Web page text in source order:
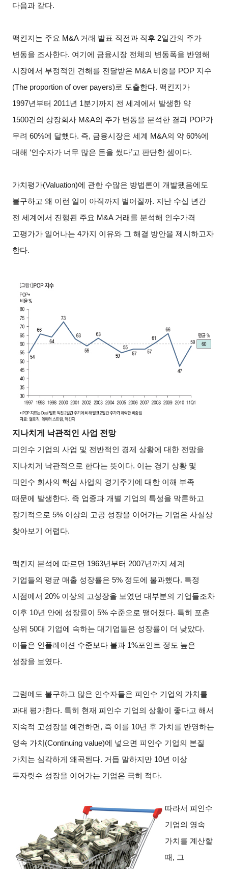
다음과 같다.
맥킨지는 주요 M&A 거래 발표 직전과 직후 2일간의 주가
변동을 조사한다. 여기에 금융시장 전체의 변동폭을 반영해
시장에서 부정적인 견해를 전달받은 M&A 비중을 POP 지수
(The proportion of over payers)로 도출한다. 맥킨지가
1997년부터 2011년 1분기까지 전 세계에서 발생한 약
1500건의 상장회사 M&A의 주가 변동을 분석한 결과 POP가
무려 60%에 달했다. 즉, 금융시장은 세계 M&A의 약 60%에
대해 ‘인수자가 너무 많은 돈을 썼다’고 판단한 셈이다.
가치평가(Valuation)에 관한 수많은 방법론이 개발됐음에도
불구하고 왜 이런 일이 아직까지 벌어질까. 지난 수십 년간
전 세계에서 진행된 주요 M&A 거래를 분석해 인수가격
고평가가 일어나는 4가지 이유와 그 해결 방안을 제시하고자
한다.
지나치게 낙관적인 사업 전망
피인수 기업의 사업 및 전반적인 경제 상황에 대한 전망을
지나치게 낙관적으로 한다는 뜻이다. 이는 경기 상황 및
피인수 회사의 핵심 사업의 경기주기에 대한 이해 부족
때문에 발생한다. 즉 업종과 개별 기업의 특성을 막론하고
장기적으로 5% 이상의 고공 성장을 이어가는 기업은 사실상
찾아보기 어렵다.
맥킨지 분석에 따르면 1963년부터 2007년까지 세계
기업들의 평균 매출 성장률은 5% 정도에 불과했다. 특정
시점에서 20% 이상의 고성장을 보였던 대부분의 기업들조차
이후 10년 안에 성장률이 5% 수준으로 떨어졌다. 특히 포춘
상위 50대 기업에 속하는 대기업들은 성장률이 더 낮았다.
이들은 인플레이션 수준보다 불과 1%포인트 정도 높은
성장을 보였다.
그럼에도 불구하고 많은 인수자들은 피인수 기업의 가치를
과대 평가한다. 특히 현재 피인수 기업의 상황이 좋다고 해서
지속적 고성장을 예견하면, 즉 이를 10년 후 가치를 반영하는
영속 가치(Continuing value)에 넣으면 피인수 기업의 본질
가치는 심각하게 왜곡된다. 거듭 말하지만 10년 이상
두자릿수 성장을 이어가는 기업은 극히 적다.
따라서 피인수
기업의 영속
가치를 계산할
때, 그